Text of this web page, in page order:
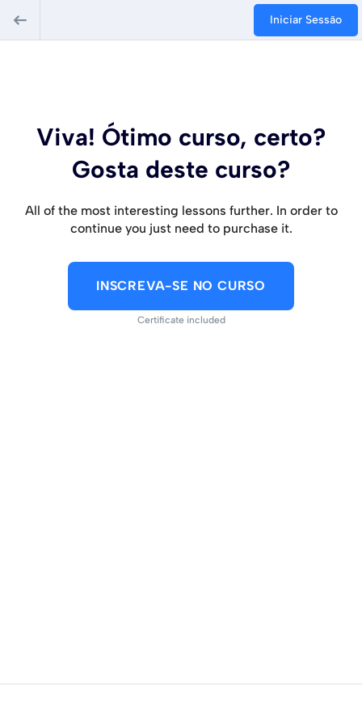
Iniciar Sessão
Viva! Ótimo curso, certo?
Gosta deste curso?
All of the most interesting lessons further. In order to
continue you just need to purchase it.
INSCREVA-SE NO CURSO
Certificate included